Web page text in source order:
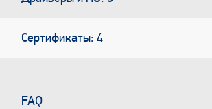
Сертификаты: 4
FAQ